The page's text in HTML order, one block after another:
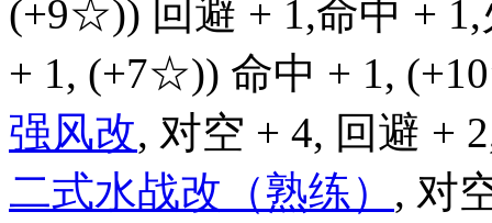
(+9☆)) 回避 + 1,命中 +
+ 1, (+7☆)) 命中 + 1,
强风改, 对空 + 4, 回避 +
二式水战改（熟练） , 对